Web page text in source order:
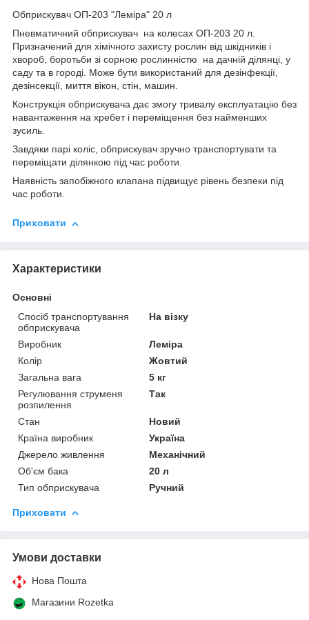
Обприскувач ОП-203 "Леміра" 20 л
Пневматичний обприскувач на колесах ОП-203 20 л.
Призначений для хімічного захисту рослин від шкідників і
хвороб, боротьби зі сорною рослинністю на дачній ділянці, у
саду та в городі. Може бути використаний для дезінфекції,
дезінсекції, миття вікон, стін, машин.
Конструкція обприскувача дає змогу тривалу експлуатацію без
навантаження на хребет і переміщення без найменших
зусиль.
Завдяки парі коліс, обприскувач зручно транспортувати та
переміщати ділянкою під час роботи.
Наявність запобіжного клапана підвищує рівень безпеки під
час роботи.
Приховати
Характеристики
Основні
Спосіб транспортування
обприскувача
На візку
Виробник
Леміра
Колір
Жовтий
Загальна вага
5 кг
Регулювання струменя
розпилення
Так
Стан
Новий
Країна виробник
Україна
Джерело живлення
Механічний
Об'єм бака
20 л
Тип обприскувача
Ручний
Приховати
Умови доставки
Нова Пошта
Магазини Rozetka